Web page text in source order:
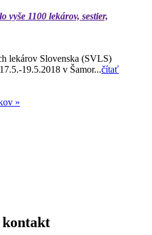
vyše 1100 lekárov, sestier,
lekárov Slovenska (SVLS)
19.5.2018 v Šamor...čítať
»
kontakt